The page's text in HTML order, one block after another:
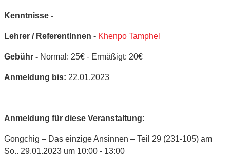
Kenntnisse -
Lehrer / ReferentInnen - Khenpo Tamphel
Gebühr - Normal: 25€ - Ermäßigt: 20€
Anmeldung bis: 22.01.2023
Anmeldung für diese Veranstaltung:
Gongchig – Das einzige Ansinnen – Teil 29 (231-105) am
So.. 29.01.2023 um 10:00 - 13:00